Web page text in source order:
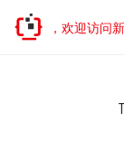
已迁移，欢迎访问